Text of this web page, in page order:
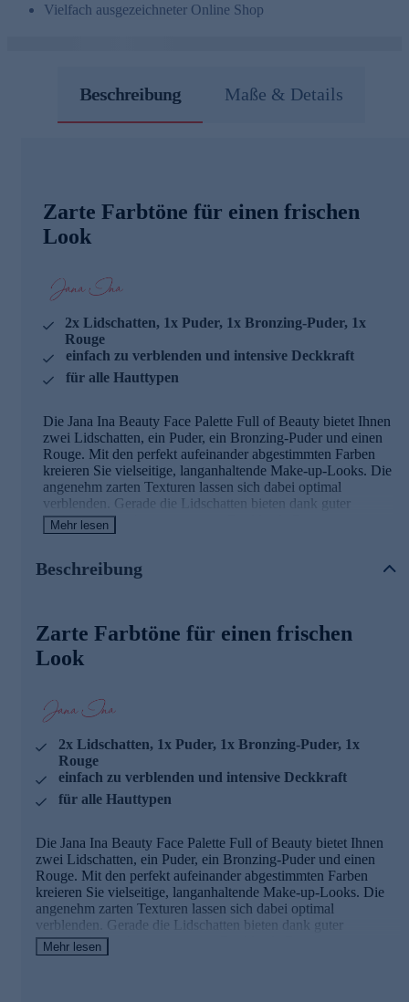
Vielfach ausgezeichneter Online Shop
Beschreibung Maße & Details
Zarte Farbtöne für einen frischen
Look
2x Lidschatten, 1x Puder, 1x Bronzing-Puder, 1x
Rouge
einfach zu verblenden und intensive Deckkraft
für alle Hauttypen
Die Jana Ina Beauty Face Palette Full of Beauty bietet Ihnen
zwei Lidschatten, ein Puder, ein Bronzing-Puder und einen
Rouge. Mit den perfekt aufeinander abgestimmten Farben
kreieren Sie vielseitige, langanhaltende Make-up-Looks. Die
angenehm zarten Texturen lassen sich dabei optimal
verblenden. Gerade die Lidschatten bieten dank guter
Farbabgabe auch eine intensive Deckkraft. Das extravagante
Design der Kassette mit integriertem Spiegel macht die
Mehr lesen
Beschreibung
Zarte Farbtöne für einen frischen
Look
2x Lidschatten, 1x Puder, 1x Bronzing-Puder, 1x
Rouge
einfach zu verblenden und intensive Deckkraft
für alle Hauttypen
Die Jana Ina Beauty Face Palette Full of Beauty bietet Ihnen
zwei Lidschatten, ein Puder, ein Bronzing-Puder und einen
Rouge. Mit den perfekt aufeinander abgestimmten Farben
kreieren Sie vielseitige, langanhaltende Make-up-Looks. Die
angenehm zarten Texturen lassen sich dabei optimal
verblenden. Gerade die Lidschatten bieten dank guter
Farbabgabe auch eine intensive Deckkraft. Das extravagante
Design der Kassette mit integriertem Spiegel macht die Palette
Mehr lesen